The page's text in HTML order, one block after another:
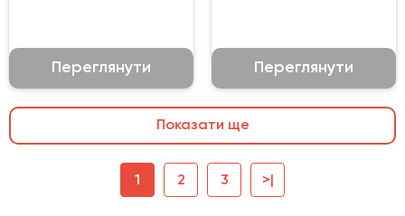
Переглянути Переглянути
Показати ще
1 2 3 >|